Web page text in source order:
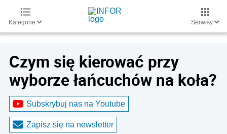
Kategorie Serwisy
Czym się kierować przy
wyborze łańcuchów na koła?
Subskrybuj nas na Youtube
Zapisz się na newsletter